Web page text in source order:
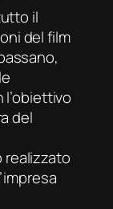
il
del film
del